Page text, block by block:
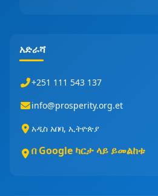
አድራሻ
+251 111 543 137
info@prosperity.org.et
አዲስ አበባ, ኢትዮጵያ
በ Google ካርታ ላይ ይመልከቱ